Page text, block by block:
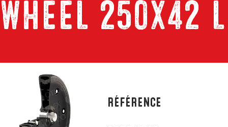
WHEEL 250x42 L
RÉFÉRENCE